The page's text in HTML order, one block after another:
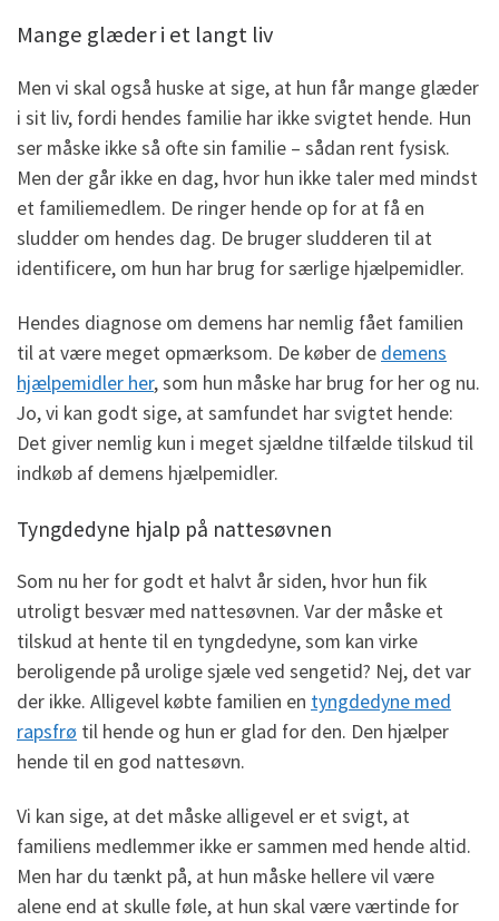
Mange glæder i et langt liv
Men vi skal også huske at sige, at hun får mange glæder
i sit liv, fordi hendes familie har ikke svigtet hende. Hun
ser måske ikke så ofte sin familie – sådan rent fysisk.
Men der går ikke en dag, hvor hun ikke taler med mindst
et familiemedlem. De ringer hende op for at få en
sludder om hendes dag. De bruger sludderen til at
identificere, om hun har brug for særlige hjælpemidler.
Hendes diagnose om demens har nemlig fået familien
til at være meget opmærksom. De køber de demens
hjælpemidler her, som hun måske har brug for her og nu.
Jo, vi kan godt sige, at samfundet har svigtet hende:
Det giver nemlig kun i meget sjældne tilfælde tilskud til
indkøb af demens hjælpemidler.
Tyngdedyne hjalp på nattesøvnen
Som nu her for godt et halvt år siden, hvor hun fik
utroligt besvær med nattesøvnen. Var der måske et
tilskud at hente til en tyngdedyne, som kan virke
beroligende på urolige sjæle ved sengetid? Nej, det var
der ikke. Alligevel købte familien en tyngdedyne med
rapsfrø til hende og hun er glad for den. Den hjælper
hende til en god nattesøvn.
Vi kan sige, at det måske alligevel er et svigt, at
familiens medlemmer ikke er sammen med hende altid.
Men har du tænkt på, at hun måske hellere vil være
alene end at skulle føle, at hun skal være værtinde for